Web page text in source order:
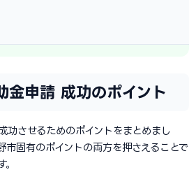
金申請 成功のポイント
功させるためのポイントをまとめまし
市固有のポイントの両方を押さえることで